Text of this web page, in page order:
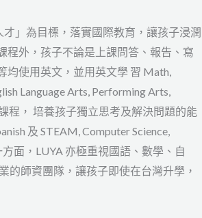
才」為目標，落實國際教育，讓孩子浸潤
程外，孩子不論是上課問答、報告、寫
均使用英文，並用英文學 習 Math,
Language Arts, Performing Arts,
程， 培養孩子獨立思考及解決問題的能
及 STEAM, Computer Science,
面，LUYA 亦極重視國語、數學、自
的師資團隊，讓孩子即使在台灣升學，